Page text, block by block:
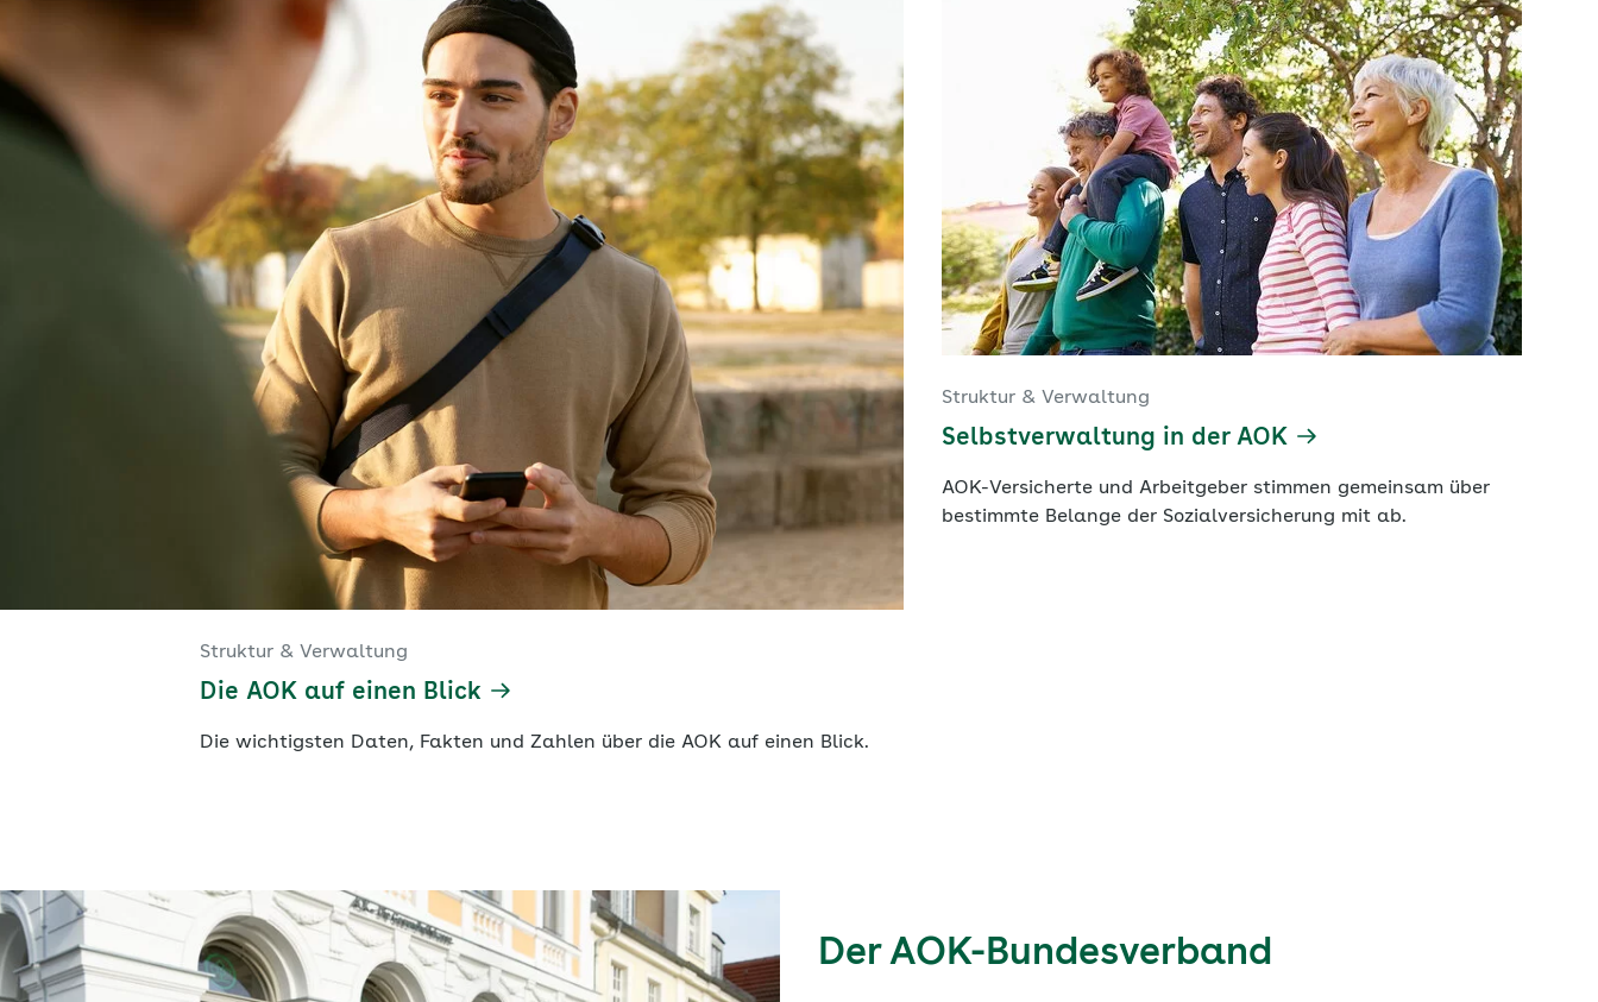
Struktur & Verwaltung
Die AOK auf einen Blick
Die wichtigsten Daten, Fakten und Zahlen über die AOK auf einen Blick.
Struktur & Verwaltung
Selbstverwaltung in der AOK
AOK-Versicherte und Arbeitgeber stimmen gemeinsam über
bestimmte Belange der Sozialversicherung mit ab.
Der AOK-Bundesverband